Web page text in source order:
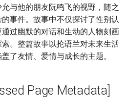
与他的朋友阮鸣飞的视野，随之
事件。故事中不仅探讨了性别认
过幽默的对话和生动的人物刻画
。整篇故事以抡语兰对未来生活
了友情、爱情与成长的主题。
Page Metadata]